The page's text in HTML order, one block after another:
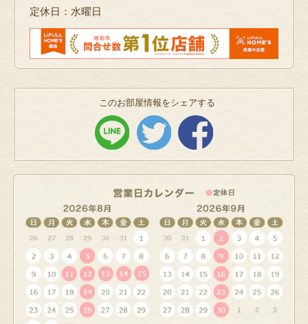
定休日：水曜日
このお部屋情報をシェアする